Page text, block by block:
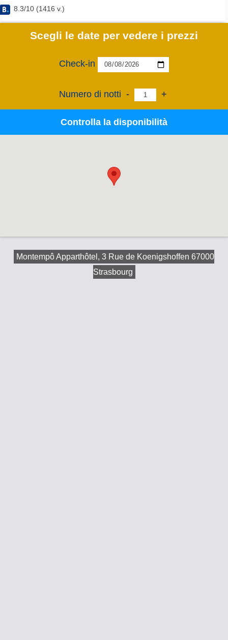
8.3/10 (1416 v.)
Scegli le date per vedere i prezzi
Check-in
Numero di notti - +
Controlla la disponibilità
Montempô Apparthôtel, 3 Rue de Koenigshoffen 67000
Strasbourg